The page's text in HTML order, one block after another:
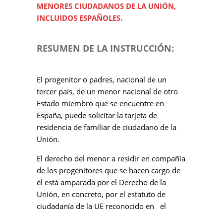
MENORES CIUDADANOS DE LA UNIÓN,
INCLUIDOS ESPAÑOLES.
RESUMEN DE LA INSTRUCCIÓN:
El progenitor o padres, nacional de un
tercer país, de un menor nacional de otro
Estado miembro que se encuentre en
España, puede solicitar la tarjeta de
residencia de familiar de ciudadano de la
Unión.
El derecho del menor a residir en compañía
de los progenitores que se hacen cargo de
él está amparada por el Derecho de la
Unión, en concreto, por el estatuto de
ciudadanía de la UE reconocido en el